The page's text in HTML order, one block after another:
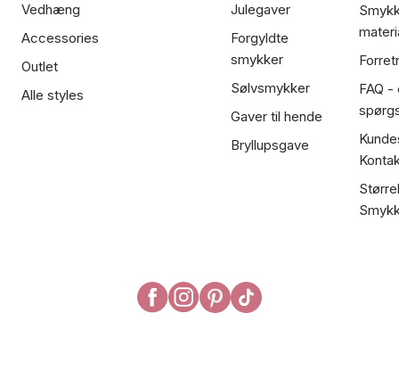
Vedhæng
Accessories
Outlet
Alle styles
Julegaver
Forgyldte
smykker
Sølvsmykker
Gaver til hende
Bryllupsgave
FAQ